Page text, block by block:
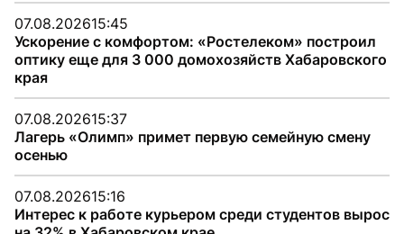
07.08.202615:45
Ускорение с комфортом: «Ростелеком» построил
оптику еще для 3 000 домохозяйств Хабаровского
края
07.08.202615:37
Лагерь «Олимп» примет первую семейную смену
осенью
07.08.202615:16
Интерес к работе курьером среди студентов вырос